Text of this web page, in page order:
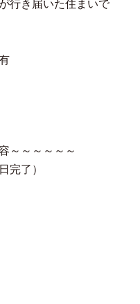
行き届いた住まいで
～～～～～～
了）